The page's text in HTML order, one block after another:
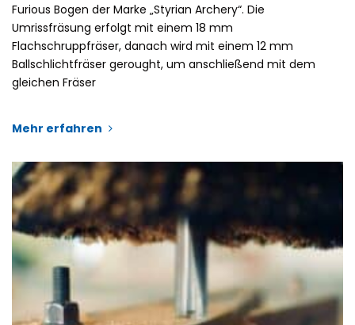
Furious Bogen der Marke „Styrian Archery“. Die
Umrissfräsung erfolgt mit einem 18 mm
Flachschruppfräser, danach wird mit einem 12 mm
Ballschlichtfräser gerought, um anschließend mit dem
gleichen Fräser
Mehr erfahren